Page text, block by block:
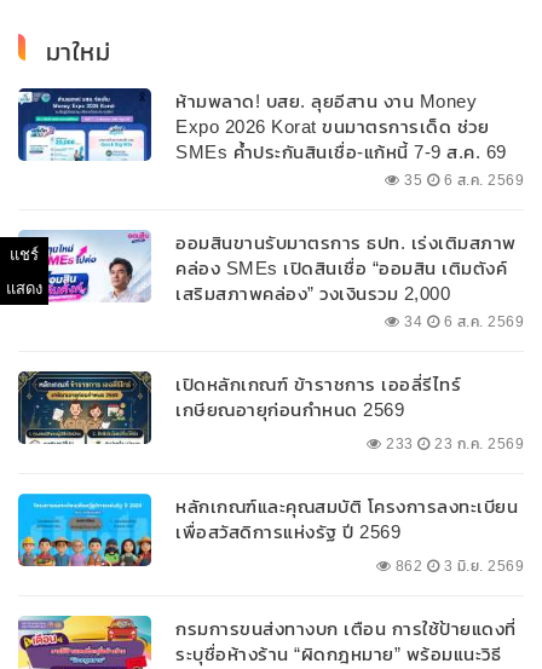
แชร์
แสดง
มาใหม่
ห้ามพลาด! บสย. ลุยอีสาน งาน Money
Expo 2026 Korat ขนมาตรการเด็ด ช่วย
SMEs ค้ำประกันสินเชื่อ-แก้หนี้ 7-9 ส.ค. 69
35 6 ส.ค. 2569
ออมสินขานรับมาตรการ ธปท. เร่งเติมสภาพ
คล่อง SMEs เปิดสินเชื่อ “ออมสิน เติมตังค์
เสริมสภาพคล่อง” วงเงินรวม 2,000
ลบ.สนับสนุนเงินทุนหมุนเวียนวงเงินกู้สูงสุด
34 6 ส.ค. 2569
เปิดหลักเกณฑ์ ข้าราชการ เออลี่รีไทร์
เกษียณอายุก่อนกำหนด 2569
233 23 ก.ค. 2569
หลักเกณฑ์และคุณสมบัติ โครงการลงทะเบียน
เพื่อสวัสดิการแห่งรัฐ ปี 2569
862 3 มิ.ย. 2569
กรมการขนส่งทางบก เตือน การใช้ป้ายแดงที่
ระบุชื่อห้างร้าน “ผิดกฎหมาย” พร้อมแนะวิธี